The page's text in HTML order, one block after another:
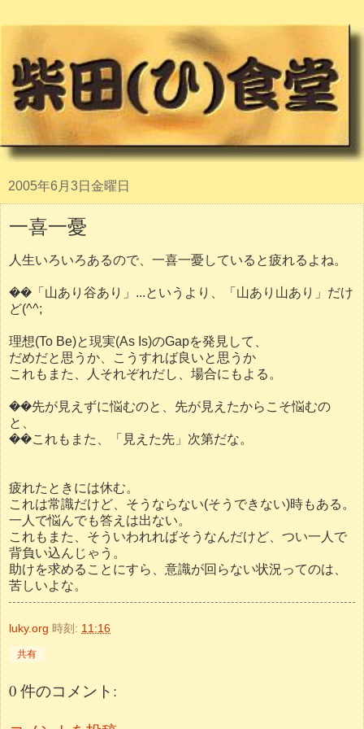
2005年6月3日金曜日
一喜一憂
人生いろいろあるので、一喜一憂していると疲れるよね。
��「山あり谷あり」...というより、「山あり山あり」だけ
ど(^^;
理想(To Be)と現実(As Is)のGapを発見して、
だめだと思うか、こうすれば良いと思うか
これもまた、人それぞれだし、場合にもよる。
��先が見えずに悩むのと、先が見えたからこそ悩むの
と、
��これもまた、「見えた先」次第だな。
疲れたときには休む。
これは常識だけど、そうならない(そうできない)時もある。
一人で悩んでも答えは出ない。
これもまた、そういわれればそうなんだけど、つい一人で
背負い込んじゃう。
助けを求めることにすら、意識が回らない状況ってのは、
苦しいよな。
luky.org 時刻: 11:16
共有
0 件のコメント: